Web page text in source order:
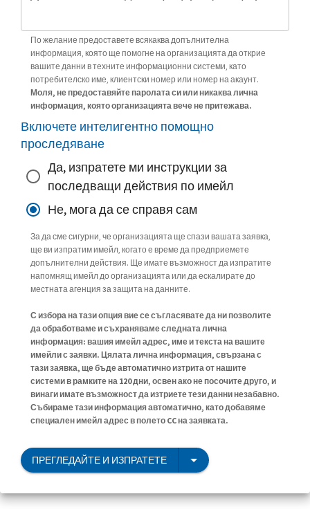
По желание предоставете всякаква допълнителна
информация, която ще помогне на организацията да открие
вашите данни в техните информационни системи, като
потребителско име, клиентски номер или номер на акаунт.
Моля, не предоставяйте паролата си или никаква лична
информация, която организацията вече не притежава.
Включете интелигентно помощно
проследяване
Да, изпратете ми инструкции за
последващи действия по имейл
Не, мога да се справя сам
За да сме сигурни, че организацията ще спази вашата заявка,
ще ви изпратим имейл, когато е време да предприемете
допълнителни действия. Ще имате възможност да изпратите
напомнящ имейл до организацията или да ескалирате до
местната агенция за защита на данните.
С избора на тази опция вие се съгласявате да ни позволите
да обработваме и съхраняваме следната лична
информация: вашия имейл адрес, име и текста на вашите
имейли с заявки. Цялата лична информация, свързана с
тази заявка, ще бъде автоматично изтрита от нашите
системи в рамките на 120 дни, освен ако не посочите друго, и
винаги имате възможност да изтриете тези данни незабавно.
Събираме тази информация автоматично, като добавяме
специален имейл адрес в полето CC на заявката.
ПРЕГЛЕДАЙТЕ И ИЗПРАТЕТЕ